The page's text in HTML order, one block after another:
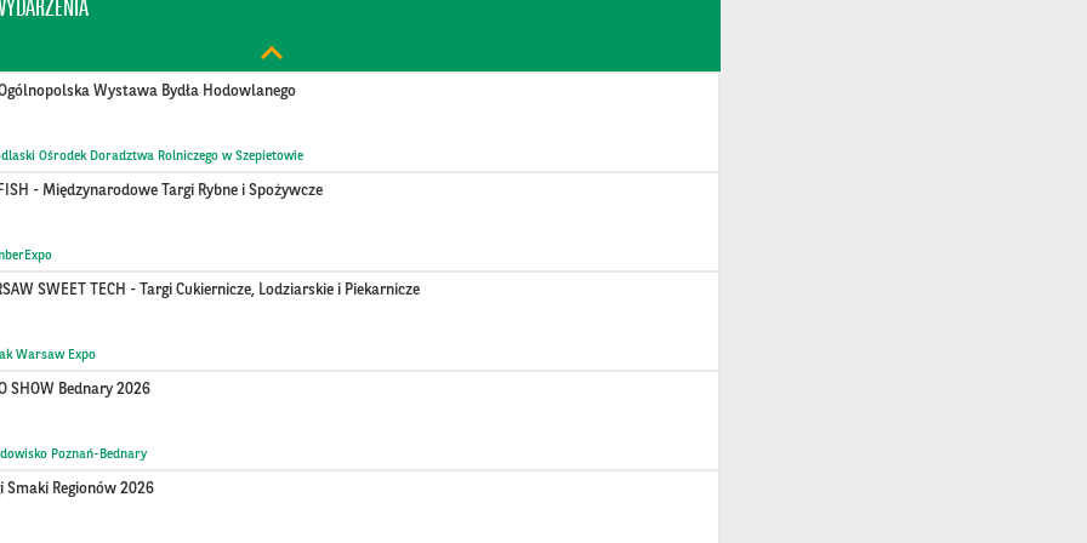
Wystawa Bydła Hodowlanego
Ośrodek Doradztwa Rolniczego w Szepietowie
- Międzynarodowe Targi Rybne i Spożywcze
SWEET TECH - Targi Cukiernicze, Lodziarskie i Piekarnicze
Warsaw Expo
SHOW Bednary 2026
Poznań-Bednary
Smaki Regionów 2026